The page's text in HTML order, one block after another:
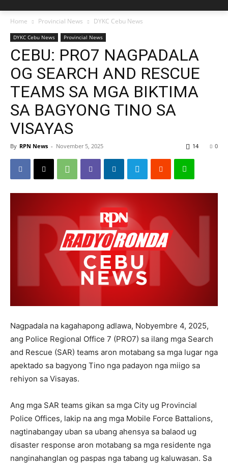
Home Provincial News DYKC Cebu News
DYKC Cebu News Provincial News
CEBU: PRO7 NAGPADALA
OG SEARCH AND RESCUE
TEAMS SA MGA BIKTIMA
SA BAGYONG TINO SA
VISAYAS
By RPN News - November 5, 2025 0
14
Nagpadala na kagahapong adlawa, Nobyembre 4, 2025,
ang Police Regional Office 7 (PRO7) sa ilang mga Search
and Rescue (SAR) teams aron motabang sa mga lugar nga
apektado sa bagyong Tino nga padayon nga miigo sa
rehiyon sa Visayas.
Ang mga SAR teams gikan sa mga City ug Provincial
Police Offices, lakip na ang mga Mobile Force Battalions,
nagtinabangay uban sa ubang ahensya sa balaod ug
disaster response aron motabang sa mga residente nga
nanginahanglan og paspas nga tabang ug kaluwasan. Sa